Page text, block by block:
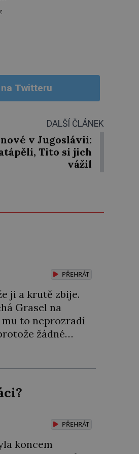
Twitteru
DALŠÍ ČLÁNEK
v Jugoslávii:
Tito si jich
vážil
PŘEHRÁT
ji a krutě zbije.
Grasel na
mu to neprozradí
žádné
krutý. Jeho
po jeho
PŘEHRÁT
koncem